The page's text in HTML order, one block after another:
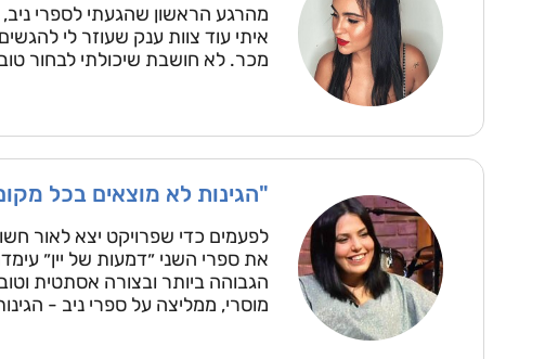
מהרגע הראשון שהגעתי לספרי ניב,
איתי עוד צוות ענק שעוזר לי
מכר. לא חושבת שיכולתי לבחור
"הגינות לא מוצאים בכל
לפעמים כדי שפרויקט יצא לאור
את ספרי השני ״דמעות של יין״
הגבוהה ביותר ובצורה אסתטית
מוסרי, ממליצה על ספרי ניב -